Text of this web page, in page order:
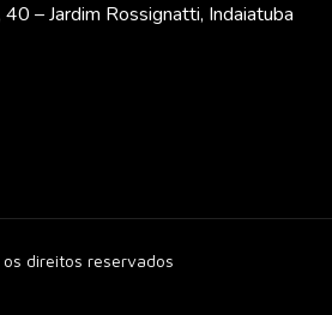
– Jardim Rossignatti, Indaiatuba
os direitos reservados